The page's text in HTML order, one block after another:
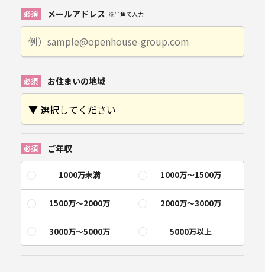
メールアドレス ※半角で入力
お住まいの地域
ご年収
1000万未満 1000万〜1500万
1500万〜2000万 2000万〜3000万
3000万〜5000万 5000万以上